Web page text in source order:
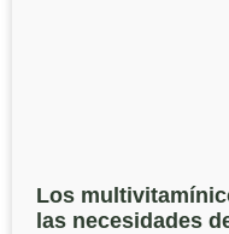
Los
las necesidades